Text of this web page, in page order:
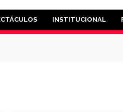
INSTITUCIONAL